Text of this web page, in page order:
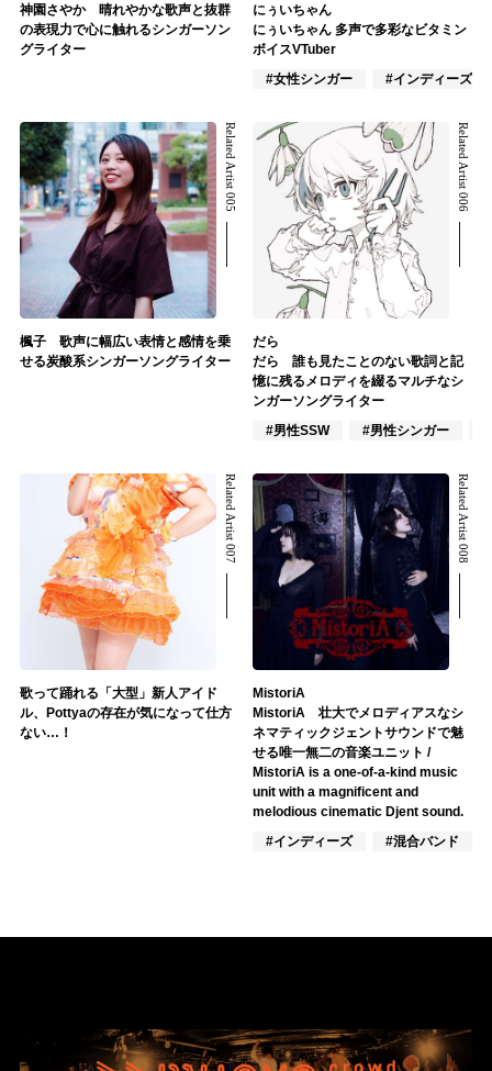
神園さやか 晴れやかな歌声と抜群
の表現力で心に触れるシンガーソン
グライター
にぅいちゃん
にぅいちゃん 多声で多彩なビタミン
ボイスVTuber
#女性シンガー
#インディーズ
Related Artist 005
楓子 歌声に幅広い表情と感情を乗
せる炭酸系シンガーソングライター
Related Artist 006
だら
だら 誰も見たことのない歌詞と記
憶に残るメロディを綴るマルチなシ
ンガーソングライター
#男性SSW
#男性シンガー
Related Artist 007
歌って踊れる「大型」新人アイド
ル、Pottyaの存在が気になって仕方
ない…！
Related Artist 008
MistoriA
MistoriA 壮大でメロディアスなシ
ネマティックジェントサウンドで魅
せる唯一無二の音楽ユニット /
MistoriA is a one-of-a-kind music
unit with a magnificent and
melodious cinematic Djent sound.
#インディーズ
#混合バンド